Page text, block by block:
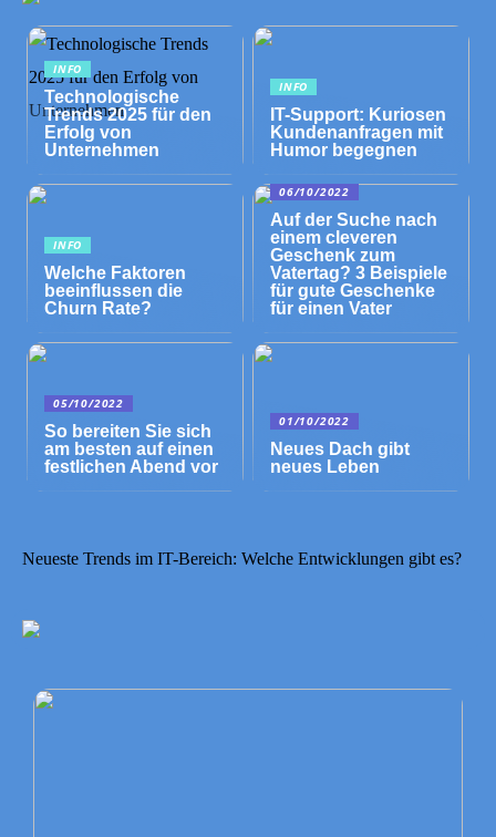
INFO
Technologische
Trends 2025 für den
Erfolg von
Unternehmen
INFO
IT-Support: Kuriosen
Kundenanfragen mit
Humor begegnen
INFO
Welche Faktoren
beeinflussen die
Churn Rate?
06/10/2022
Auf der Suche nach
einem cleveren
Geschenk zum
Vatertag? 3 Beispiele
für gute Geschenke
für einen Vater
05/10/2022
So bereiten Sie sich
am besten auf einen
festlichen Abend vor
01/10/2022
Neues Dach gibt
neues Leben
Neueste Trends im IT-Bereich: Welche Entwicklungen gibt es?